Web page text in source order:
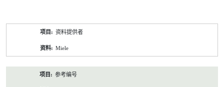
资料提供者
Miele
参考编号